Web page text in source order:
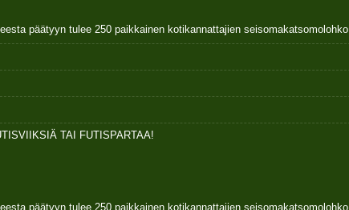
päätyyn tulee 250 paikkainen kotikannattajien seisomakatsomolohko
TAI FUTISPARTAA!
päätyyn tulee 250 paikkainen kotikannattajien seisomakatsomolohko